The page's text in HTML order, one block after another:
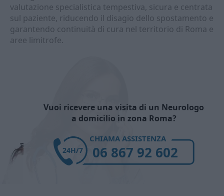
valutazione specialistica tempestiva, sicura e centrata
sul paziente, riducendo il disagio dello spostamento e
garantendo continuità di cura nel territorio di Roma e
aree limitrofe.
Vuoi ricevere una visita di un Neurologo
a domicilio in zona Roma?
CHIAMA ASSISTENZA
06 867 92 602
24H/7